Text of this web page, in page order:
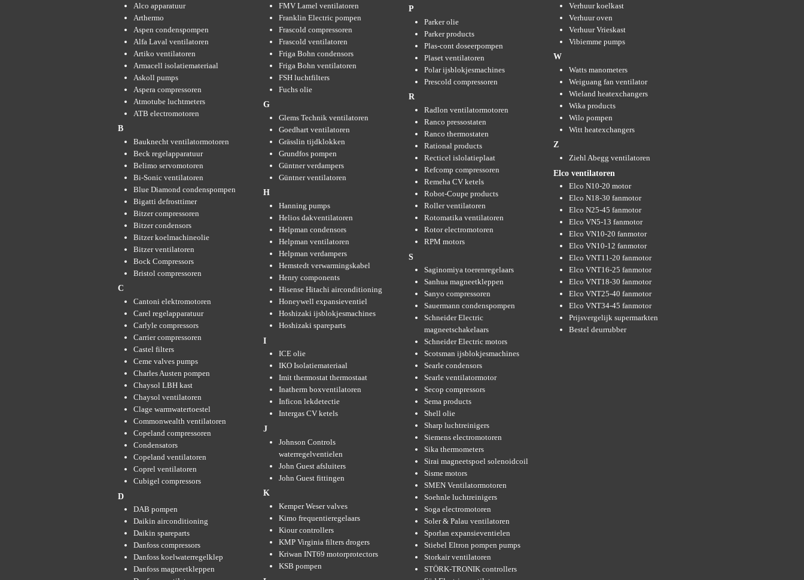
Alco apparatuur
Arthermo
Aspen condenspompen
Alfa Laval ventilatoren
Artiko ventilatoren
Armacell isolatiemateriaal
Askoll pumps
Aspera compressoren
Atmotube luchtmeters
ATB electromotoren
B
Bauknecht ventilatormotoren
Beck regelapparatuur
Belimo servomotoren
Bi-Sonic ventilatoren
Blue Diamond condenspompen
Bigatti defrosttimer
Bitzer compressoren
Bitzer condensors
Bitzer koelmachineolie
Bitzer ventilatoren
Bock Compressors
Bristol compressoren
C
Cantoni elektromotoren
Carel regelapparatuur
Carlyle compressors
Carrier compressoren
Castel filters
Ceme valves pumps
Charles Austen pompen
Chaysol LBH kast
Chaysol ventilatoren
Clage warmwatertoestel
Commonwealth ventilatoren
Copeland compressoren
Condensators
Copeland ventilatoren
Coprel ventilatoren
Cubigel compressors
D
DAB pompen
Daikin airconditioning
Daikin spareparts
Danfoss compressors
Danfoss koelwaterregelklep
Danfoss magneetkleppen
FMV Lamel ventilatoren
Franklin Electric pompen
Frascold compressoren
Frascold ventilatoren
Friga Bohn condensors
Friga Bohn ventilatoren
FSH luchtfilters
Fuchs olie
G
Glems Technik ventilatoren
Goedhart ventilatoren
Grässlin tijdklokken
Grundfos pompen
Güntner verdampers
Güntner ventilatoren
H
Hanning pumps
Helios dakventilatoren
Helpman condensors
Helpman ventilatoren
Helpman verdampers
Hemstedt verwarmingskabel
Henry components
Hisense Hitachi airconditioning
Honeywell expansieventiel
Hoshizaki ijsblokjesmachines
Hoshizaki spareparts
I
ICE olie
IKO Isolatiemateriaal
Imit thermostat thermostaat
Inatherm boxventilatoren
Inficon lekdetectie
Intergas CV ketels
J
Johnson Controls
waterregelventielen
John Guest afsluiters
John Guest fittingen
K
Kemper Weser valves
Kimo frequentieregelaars
Kiour controllers
KMP Virginia filters drogers
Kriwan INT69 motorprotectors
KSB pompen
P
Parker olie
Parker products
Plas-cont doseerpompen
Plaset ventilatoren
Polar ijsblokjesmachines
Prescold compressoren
R
Radlon ventilatormotoren
Ranco pressostaten
Ranco thermostaten
Rational products
Recticel islolatieplaat
Refcomp compressoren
Remeha CV ketels
Robot-Coupe products
Roller ventilatoren
Rotomatika ventilatoren
Rotor electromotoren
RPM motors
S
Saginomiya toerenregelaars
Sanhua magneetkleppen
Sanyo compressoren
Sauermann condenspompen
Schneider Electric
magneetschakelaars
Schneider Electric motors
Scotsman ijsblokjesmachines
Searle condensors
Searle ventilatormotor
Secop compressors
Sema products
Shell olie
Sharp luchtreinigers
Siemens electromotoren
Sika thermometers
Sirai magneetspoel solenoidcoil
Sisme motors
SMEN Ventilatormotoren
Soehnle luchtreinigers
Soga electromotoren
Soler & Palau ventilatoren
Sporlan expansieventielen
Stiebel Eltron pompen pumps
Storkair ventilatoren
STÖRK-TRONIK controllers
Verhuur koelkast
Verhuur oven
Verhuur Vrieskast
Vibiemme pumps
W
Watts manometers
Weiguang fan ventilator
Wieland heatexchangers
Wika products
Wilo pompen
Witt heatexchangers
Z
Ziehl Abegg ventilatoren
Elco ventilatoren
Elco N10-20 motor
Elco N18-30 fanmotor
Elco N25-45 fanmotor
Elco VN5-13 fanmotor
Elco VN10-20 fanmotor
Elco VN10-12 fanmotor
Elco VNT11-20 fanmotor
Elco VNT16-25 fanmotor
Elco VNT18-30 fanmotor
Elco VNT25-40 fanmotor
Elco VNT34-45 fanmotor
Prijsvergelijk supermarkten
Bestel deurrubber